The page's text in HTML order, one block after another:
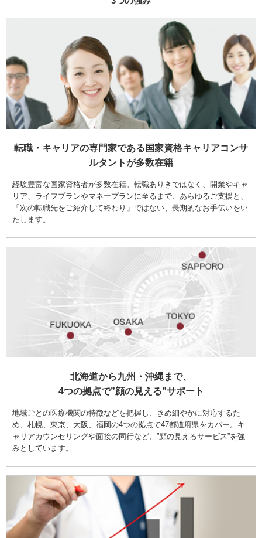
転職・キャリアの専門家である国家資格キャリアコンサ
ルタントが多数在籍
経験豊富な国家資格者が多数在籍。転職ありきではなく、開業やキャ
リア、ライフプランやマネープランに至るまで、あらゆるご支援と、
「次の転職先をご紹介して終わり」ではない、長期的なお手伝いをい
たします。
北海道から九州・沖縄まで、
4つの拠点で”顔の見える”サポート
地域ごとの医療機関の特徴などを把握し、きめ細やかに対応するた
め、札幌、東京、大阪、福岡の4つの拠点で47都道府県をカバー。キ
ャリアカウンセリングや面接の同行など、”顔の見えるサービス”を強
みとしています。